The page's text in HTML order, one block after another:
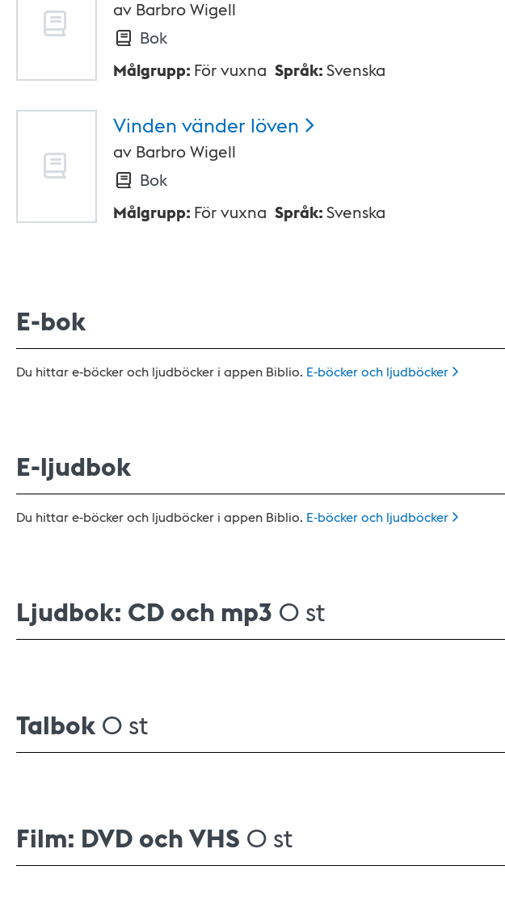
av Barbro Wigell
Bok
Målgrupp: För vuxna Språk:Svenska
Vinden vänder löven
av Barbro Wigell
Bok
Målgrupp: För vuxna Språk:Svenska
E-bok
Du hittar e-böcker och ljudböcker i appen Biblio. E-böcker och ljudböcker
E-ljudbok
Du hittar e-böcker och ljudböcker i appen Biblio. E-böcker och ljudböcker
Ljudbok: CD och mp3 0 st
Talbok 0 st
Film: DVD och VHS 0 st